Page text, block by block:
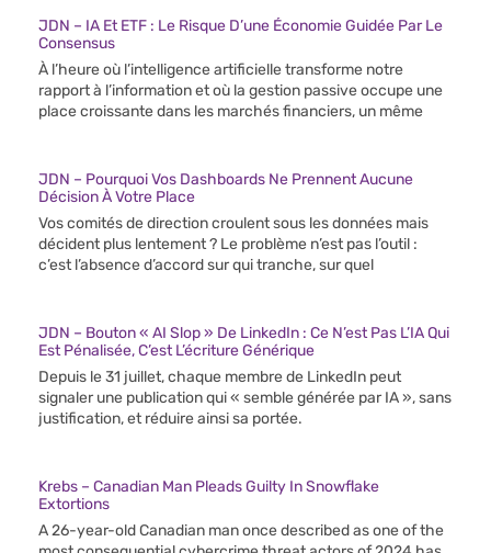
JDN – IA Et ETF : Le Risque D’une Économie Guidée Par Le
Consensus
À l’heure où l’intelligence artificielle transforme notre
rapport à l’information et où la gestion passive occupe une
place croissante dans les marchés financiers, un même
JDN – Pourquoi Vos Dashboards Ne Prennent Aucune
Décision À Votre Place
Vos comités de direction croulent sous les données mais
décident plus lentement ? Le problème n’est pas l’outil :
c’est l’absence d’accord sur qui tranche, sur quel
JDN – Bouton « AI Slop » De LinkedIn : Ce N’est Pas L’IA Qui
Est Pénalisée, C’est L’écriture Générique
Depuis le 31 juillet, chaque membre de LinkedIn peut
signaler une publication qui « semble générée par IA », sans
justification, et réduire ainsi sa portée.
Krebs – Canadian Man Pleads Guilty In Snowflake
Extortions
A 26-year-old Canadian man once described as one of the